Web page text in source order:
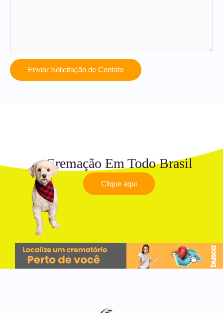
Enviar Solicitação de Contato
Cremação Em Todo Brasil
Clique aqui